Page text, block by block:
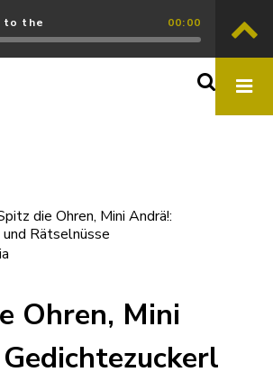
to the 00:00
die Ohren, Mini Andrä!:
Rätselnüsse
Ohren, Mini